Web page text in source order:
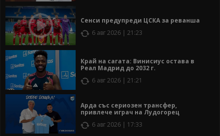
Сенси предупреди ЦСКА за реванша
6 авг 2026 | 21:23
Край на сагата: Винисиус остава в
Реал Мадрид до 2032 г.
6 авг 2026 | 21:21
Арда със сериозен трансфер,
привлече играч на Лудогорец
6 авг 2026 | 17:33